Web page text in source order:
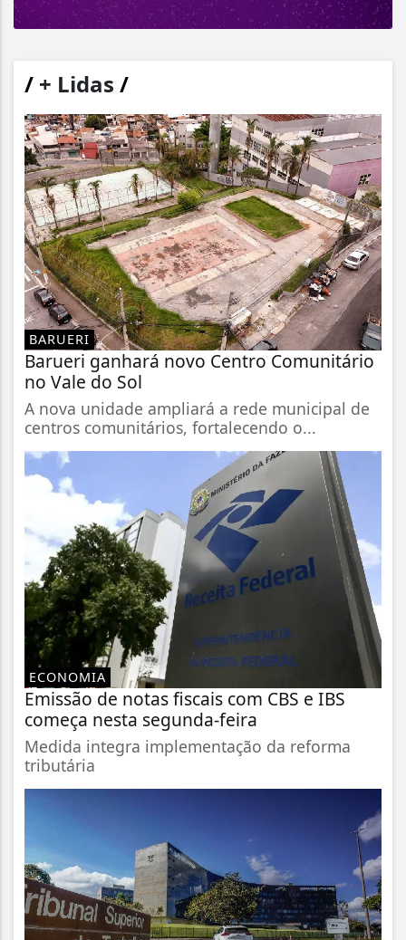
/ + Lidas /
BARUERI
Barueri ganhará novo Centro Comunitário
no Vale do Sol
A nova unidade ampliará a rede municipal de
centros comunitários, fortalecendo o...
ECONOMIA
Emissão de notas fiscais com CBS e IBS
começa nesta segunda-feira
Medida integra implementação da reforma
tributária